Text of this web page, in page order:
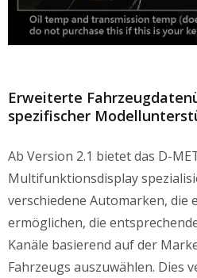
Erweiterte
spezifischer
Ab Version 2.1 bietet das D-
Multifunktionsdisplay
verschiedene Automarken, die
ermöglichen, die
Kanäle basierend auf der
Fahrzeugs auszuwählen. Dies